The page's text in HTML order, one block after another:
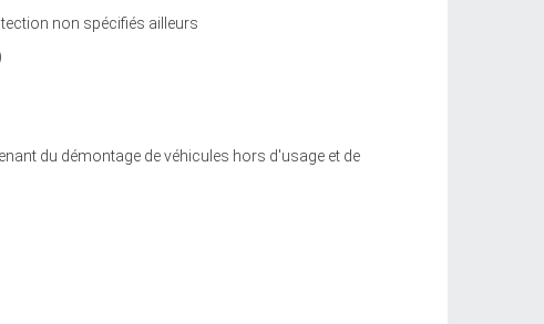
non spécifiés ailleurs
du démontage de véhicules hors d'usage et de